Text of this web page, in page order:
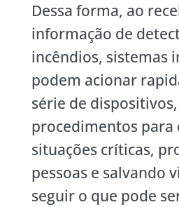
Dessa forma, ao
informação de
incêndios, sistemas
podem acionar
série de
procedimentos para
situações críticas,
pessoas e salvando
seguir o que pode